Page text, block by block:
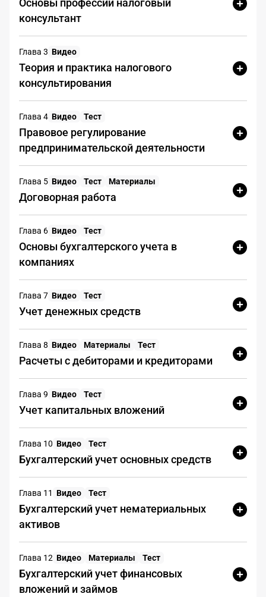
никаких действий
убедиться в возможности прибыть
в указанное время
Нужно подготовить запрошенные
документы и пояснения по
Да
Нет
специалистом или юристом
Да
направить ходатайство о переносе
даты вызова
Да
Нет
ЗАДАНИЕ 2
налоговая
декларация по НДС
Представьте ситуацию: Вы
получили уведомление о
вызове, после анализа
выявления возможных
последствий, Вы приняли
Задание - Определите и
опишите действие (с указанием
нормы НК РФ), которое
Основы профессии налоговый
консультант
Глава 3 Видео
Теория и практика налогового
консультирования
Глава 4 Видео Тест
Правовое регулирование
предпринимательской деятельности
Глава 5 Видео Тест Материалы
Договорная работа
Глава 6 Видео Тест
Основы бухгалтерского учета в
компаниях
Глава 7 Видео Тест
Учет денежных средств
Глава 8 Видео Материалы Тест
Расчеты с дебиторами и кредиторами
Глава 9 Видео Тест
Учет капитальных вложений
Глава 10 Видео Тест
Бухгалтерский учет основных средств
Глава 11 Видео Тест
Бухгалтерский учет нематериальных
активов
Глава 12 Видео Материалы Тест
Бухгалтерский учет финансовых
вложений и займов